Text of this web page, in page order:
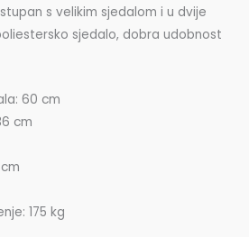
s velikim sjedalom i u dvije
sjedalo, dobra udobnost
60 cm
cm
175 kg